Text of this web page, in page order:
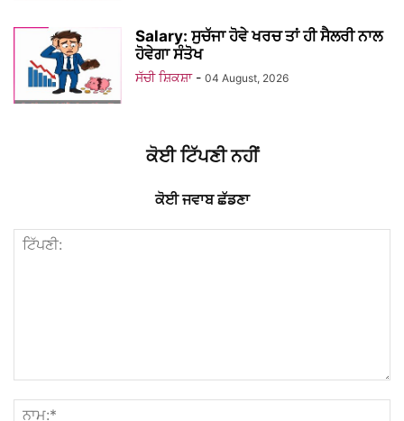
Salary: ਸੁਚੱਜਾ ਹੋਵੇ ਖਰਚ ਤਾਂ ਹੀ ਸੈਲਰੀ ਨਾਲ
ਹੋਵੇਗਾ ਸੰਤੋਖ
ਸੱਚੀ ਸ਼ਿਕਸ਼ਾ - 04 August, 2026
ਕੋਈ ਟਿੱਪਣੀ ਨਹੀਂ
ਕੋਈ ਜਵਾਬ ਛੱਡਣਾ